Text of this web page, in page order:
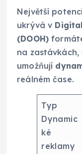
Největší
ukrývá v
(DOOH)
na zastávkách,
umožňují
reálném čase.
Typ
Dynamic
ké
reklamy